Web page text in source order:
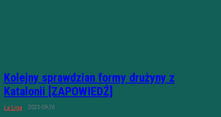
Kolejny sprawdzian formy drużyny z
Katalonii [ZAPOWIEDŹ]
La Liga 2023-09-26